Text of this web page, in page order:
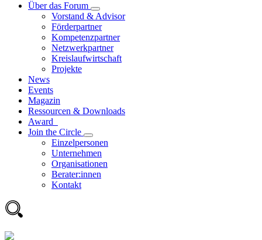
Über das Forum
Vorstand & Advisor
Förderpartner
Kompetenzpartner
Netzwerkpartner
Kreislaufwirtschaft
Projekte
News
Events
Magazin
Ressourcen & Downloads
Award
Join the Circle
Einzelpersonen
Unternehmen
Organisationen
Berater:innen
Kontakt